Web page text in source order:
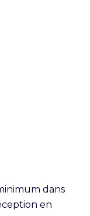
dans
en